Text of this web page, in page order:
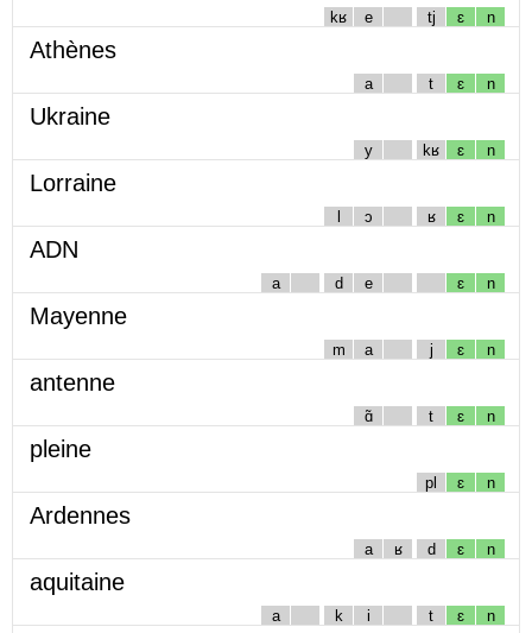
kʁ e tj ɛ n
Athènes
a t ɛ n
Ukraine
y kʁ ɛ n
Lorraine
l ɔ ʁ ɛ n
ADN
a d e ɛ n
Mayenne
m a j ɛ n
antenne
ɑ̃ t ɛ n
pleine
pl ɛ n
Ardennes
a ʁ d ɛ n
aquitaine
a k i t ɛ n